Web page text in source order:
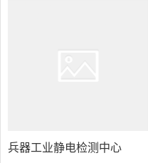
兵器工业静电检测中心